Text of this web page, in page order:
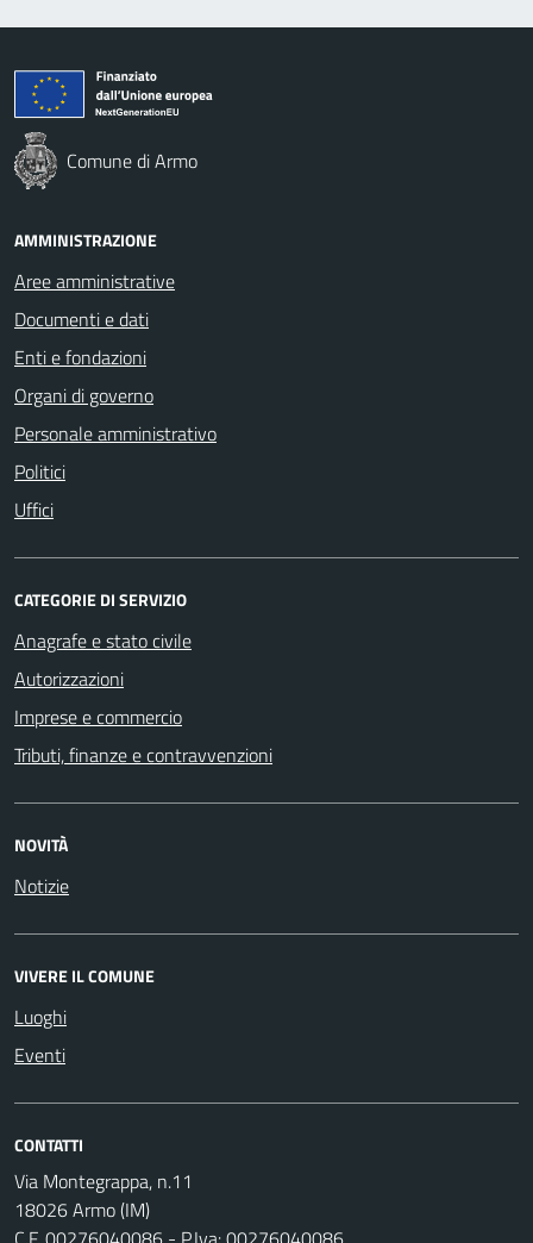
Comune di Armo
AMMINISTRAZIONE
Aree amministrative
Documenti e dati
Enti e fondazioni
Organi di governo
Personale amministrativo
Politici
Uffici
CATEGORIE DI SERVIZIO
Anagrafe e stato civile
Autorizzazioni
Imprese e commercio
Tributi, finanze e contravvenzioni
NOVITÀ
Notizie
VIVERE IL COMUNE
Luoghi
Eventi
CONTATTI
Via Montegrappa, n.11
18026 Armo (IM)